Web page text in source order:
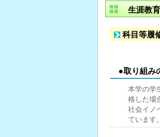
生涯教育
科目等履
●取り組み
本学の学
格した場
社会イノ
ています。